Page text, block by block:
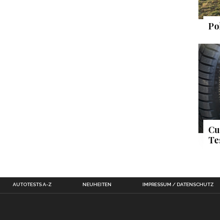
AUTOTESTS A-Z NEUHEITEN IMPRESSUM / DATENSCHUTZ